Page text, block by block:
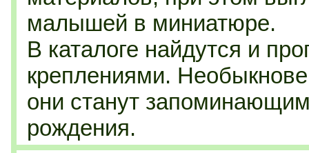
малышей в миниатюре.
В каталоге найдутся и
креплениями.
они станут
рождения.